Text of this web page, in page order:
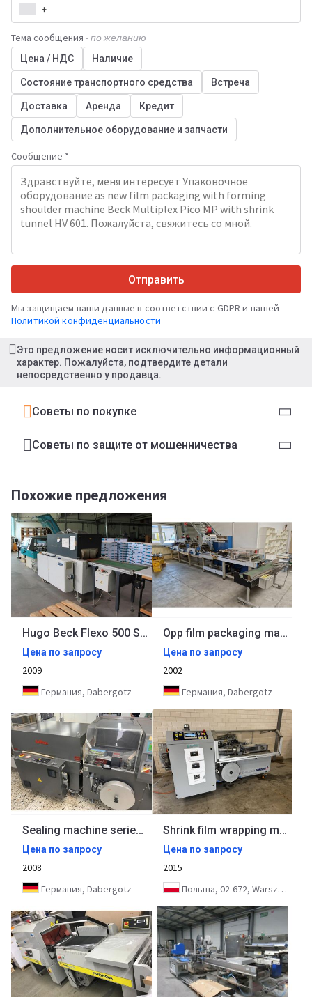
+
Тема сообщения - по желанию
Цена / НДС Наличие
Состояние транспортного средства Встреча
Доставка Аренда Кредит
Дополнительное оборудование и запчасти
Сообщение *
Отправить
Мы защищаем ваши данные в соответствии с GDPR и нашей
Политикой конфиденциальности
Это предложение носит исключительно информационный
характер. Пожалуйста, подтвердите детали
непосредственно у продавца.
Советы по покупке
Советы по защите от мошенничества
Похожие предложения
Hugo Beck Flexo 500 S Horizontal film packaging machine
Цена по запросу
2009
Германия, Dabergotz
Opp film packaging machine with tear thread Pfankuch 4506
Цена по запросу
2002
Германия, Dabergotz
Sealing machine series packer Kallfass Universa EC with shrink tunnel Compact 650 SEC
Цена по запросу
2008
Германия, Dabergotz
Shrink film wrapping machine Robopac Athena Combi 5545
Цена по запросу
2015
Польша, 02-672, Warszawa